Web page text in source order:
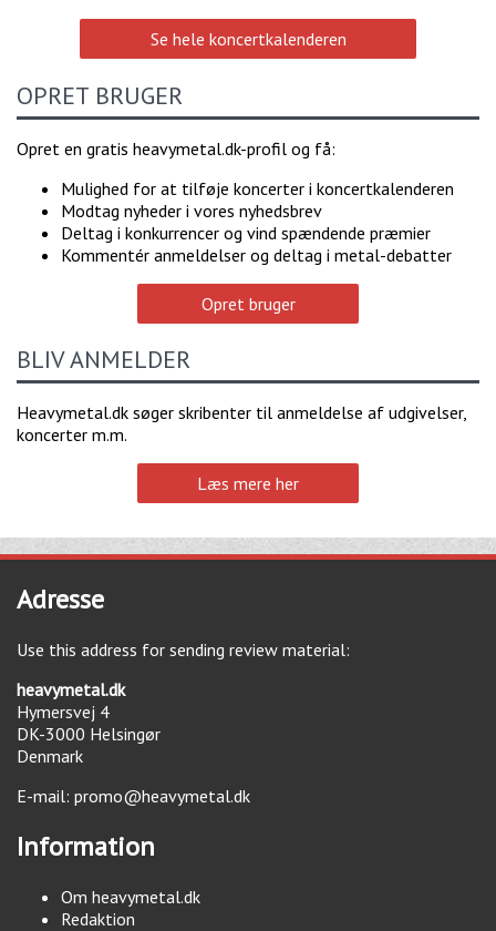
Se hele koncertkalenderen
OPRET BRUGER
Opret en gratis heavymetal.dk-profil og få:
Mulighed for at tilføje koncerter i koncertkalenderen
Modtag nyheder i vores nyhedsbrev
Deltag i konkurrencer og vind spændende præmier
Kommentér anmeldelser og deltag i metal-debatter
Opret bruger
BLIV ANMELDER
Heavymetal.dk søger skribenter til anmeldelse af udgivelser,
koncerter m.m.
Læs mere her
Adresse
Use this address for sending review material:
heavymetal.dk
Hymersvej 4
DK-3000 Helsingør
Denmark
E-mail: promo@heavymetal.dk
Information
Om heavymetal.dk
Redaktion